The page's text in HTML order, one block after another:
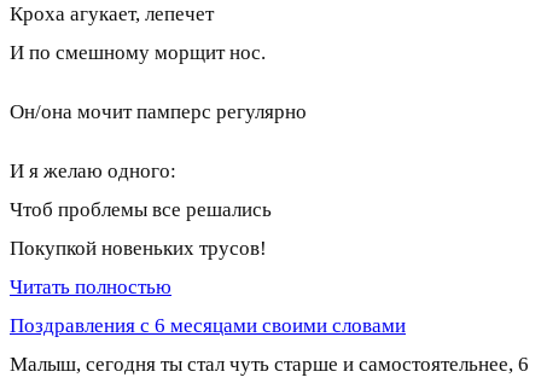
Кроха агукает, лепечет
И по смешному морщит нос.
Он/она мочит памперс регулярно
И я желаю одного:
Чтоб проблемы все решались
Покупкой новеньких трусов!
Читать полностью
Поздравления с 6 месяцами своими словами
Малыш, сегодня ты стал чуть старше и самостоятельнее, 6